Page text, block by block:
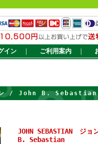
イン ｜ ご利用案内 ｜
ャン / John B. Sebastian
JOHN SEBASTIAN ジ
B. Sebastian